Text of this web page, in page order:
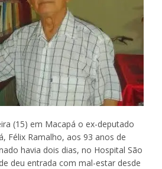
(15) em Macapá o ex-deputado
Félix Ramalho, aos 93 anos de
havia dois dias, no Hospital São
deu entrada com mal-estar desde